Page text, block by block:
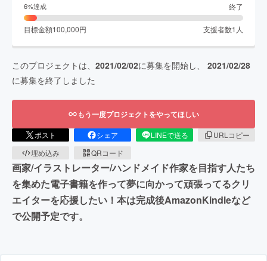
6%達成 終了
目標金額100,000円 支援者数1 人
このプロジェクトは、 2021/02/02に募集を開始し、 2021/02/28
に募集を終了しました
もう一度プロジェクトをやってほしい
ポスト シェア LINEで送る
URLコピー
埋め込み
QRコード
画家/イラストレーター/ハンドメイド作家を目指す人たち
を集めた電子書籍を作って夢に向かって頑張ってるクリ
エイターを応援したい！本は完成後AmazonKindleなど
で公開予定です。